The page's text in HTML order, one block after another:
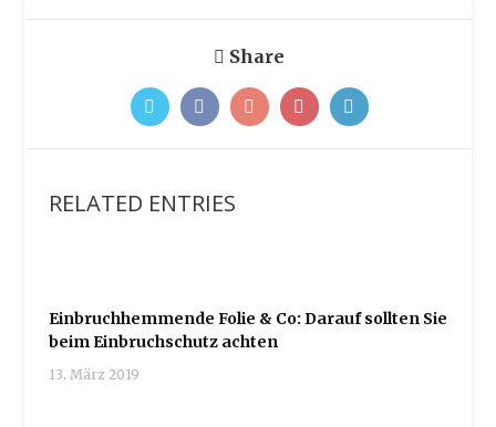
Share
RELATED ENTRIES
Einbruchhemmende Folie & Co: Darauf sollten Sie
beim Einbruchschutz achten
13. März 2019